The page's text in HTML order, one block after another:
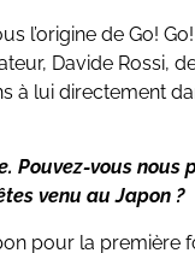
l’origine de Go!
Davide Rossi,
à lui directement
Pouvez-vous
venu au Japon ?
pour la première